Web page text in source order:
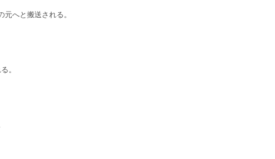
へと搬送される。
。